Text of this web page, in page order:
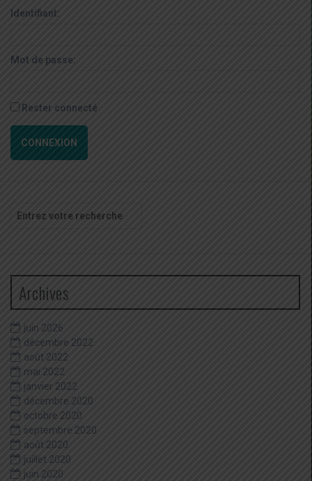
Identifiant:
Mot de passe:
Rester connecté
CONNEXION
Recherche
pour
Archives
juin 2026
décembre 2022
août 2022
mai 2022
janvier 2022
décembre 2020
octobre 2020
septembre 2020
août 2020
juillet 2020
juin 2020